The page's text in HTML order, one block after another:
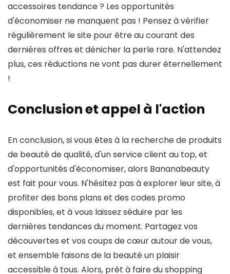
accessoires tendance ? Les opportunités
d'économiser ne manquent pas ! Pensez à vérifier
régulièrement le site pour être au courant des
dernières offres et dénicher la perle rare. N'attendez
plus, ces réductions ne vont pas durer éternellement
!
Conclusion et appel à l'action
En conclusion, si vous êtes à la recherche de produits
de beauté de qualité, d'un service client au top, et
d'opportunités d'économiser, alors Bananabeauty
est fait pour vous. N'hésitez pas à explorer leur site, à
profiter des bons plans et des codes promo
disponibles, et à vous laissez séduire par les
dernières tendances du moment. Partagez vos
découvertes et vos coups de cœur autour de vous,
et ensemble faisons de la beauté un plaisir
accessible à tous. Alors, prêt à faire du shopping